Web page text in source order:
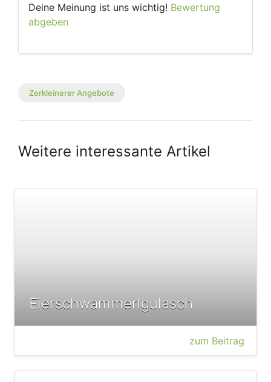
Deine Meinung ist uns wichtig! Bewertung
abgeben
Zerkleinerer Angebote
Weitere interessante Artikel
Eierschwammerlgulasch
zum Beitrag